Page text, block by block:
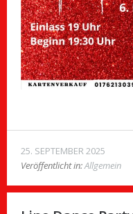
25. SEPTEMBER 2025
Veröffentlicht in:Allgemein